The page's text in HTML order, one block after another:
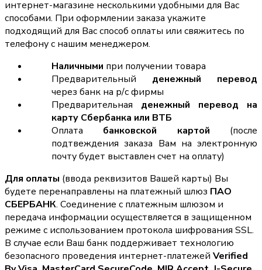
интернет-магазине несколькими удобными для Вас
способами. При оформлении заказа укажите
подходящий для Вас способ оплаты или свяжитесь по
телефону с нашим менеджером.
Наличными при получении товара
Предварительный денежный перевод
через банк на р/с фирмы
Предварительная денежный перевод на
карту Сбербанка или ВТБ
Оплата банковской картой (после
подтвеждения заказа Вам на электронную
почту будет выставлен счет на оплату)
Для оплаты (ввода реквизитов Вашей карты) Вы
будете перенаправлены на платежный шлюз ПАО
СБЕРБАНК. Соединение с платежным шлюзом и
передача информации осуществляется в защищенном
режиме с использованием протокола шифрования SSL.
В случае если Ваш банк поддерживает технологию
безопасного проведения интернет-платежей Verified